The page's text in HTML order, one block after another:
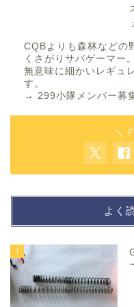
CQBよりも森林などの
くさがりサバゲーマー。
無意味に細かいレギュ
す。
→ 299小隊メンバー募
＼
よく
1